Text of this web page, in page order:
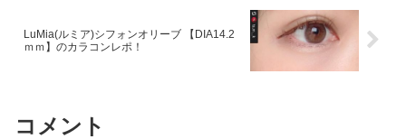
LuMia(ルミア)シフォンオリーブ 【DIA14.2
ｍｍ】のカラコンレポ！
コメント